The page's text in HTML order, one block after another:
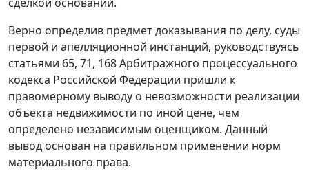
сделкой оснований.
Верно определив предмет доказывания по делу, суды
первой и апелляционной инстанций, руководствуясь
статьями 65, 71, 168Арбитражного процессуального
кодекса Российской Федерации пришли к
правомерному выводу о невозможности реализации
объекта недвижимости по иной цене, чем
определено независимым оценщиком. Данный
вывод основан на правильном применении норм
материального права.